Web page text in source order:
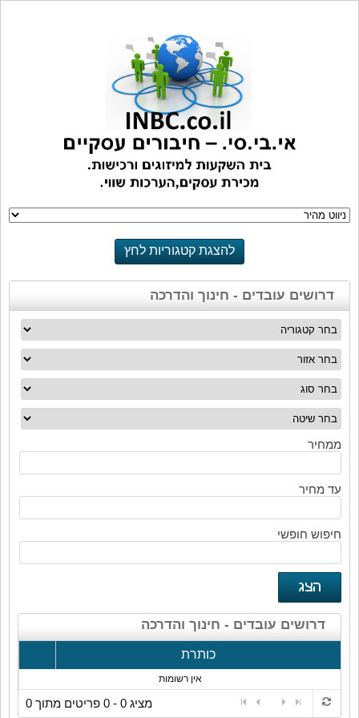
להצגת קטגוריות לחץ
דרושים עובדים - חינוך והדרכה
ממחיר
עד מחיר
חיפוש חופשי
דרושים עובדים - חינוך והדרכה
כותרת
אין רשומות
מציג 0 - 0 פריטים מתוך 0